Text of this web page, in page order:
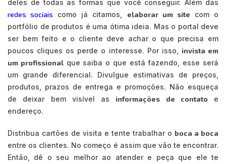
deles de todas as formas que você conseguir. Além das
redes sociais como já citamos, elaborar um site com o
portfólio de produtos é uma ótima ideia. Mas o portal deve
ser bem feito e o cliente deve achar o que precisa em
poucos cliques os perde o interesse. Por isso, invista em
um profissionalque saiba o que está fazendo, esse será
um grande diferencial. Divulgue estimativas de preços,
produtos, prazos de entrega e promoções. Não esqueça
de deixar bem visível as informações de contatoe
endereço.
Distribua cartões de visita e tente trabalhar o boca a boca
entre os clientes. No começo é assim que vão te encontrar.
Então, dê o seu melhor ao atender e peça que ele te